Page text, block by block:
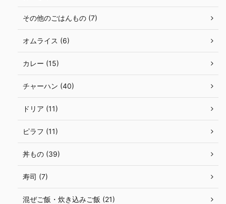
その他のごはんもの (7)
オムライス (6)
カレー (15)
チャーハン (40)
ドリア (11)
ピラフ (11)
丼もの (39)
寿司 (7)
混ぜご飯・炊き込みご飯 (21)